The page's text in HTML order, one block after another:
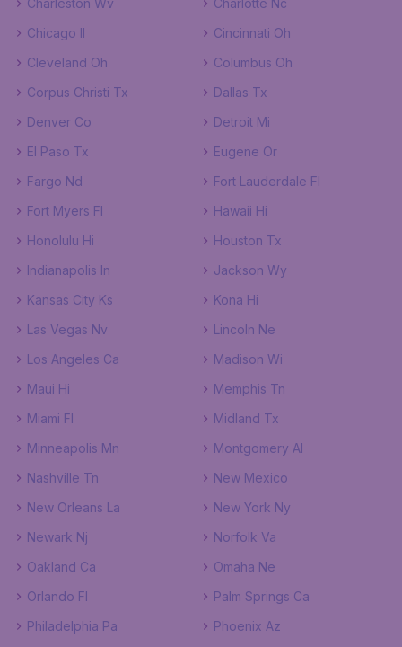
Charleston Wv
Charlotte Nc
Chicago Il
Cincinnati Oh
Cleveland Oh
Columbus Oh
Corpus Christi Tx
Dallas Tx
Denver Co
Detroit Mi
El Paso Tx
Eugene Or
Fargo Nd
Fort Lauderdale Fl
Fort Myers Fl
Hawaii Hi
Honolulu Hi
Houston Tx
Indianapolis In
Jackson Wy
Kansas City Ks
Kona Hi
Las Vegas Nv
Lincoln Ne
Los Angeles Ca
Madison Wi
Maui Hi
Memphis Tn
Miami Fl
Midland Tx
Minneapolis Mn
Montgomery Al
Nashville Tn
New Mexico
New Orleans La
New York Ny
Newark Nj
Norfolk Va
Oakland Ca
Omaha Ne
Orlando Fl
Palm Springs Ca
Philadelphia Pa
Phoenix Az